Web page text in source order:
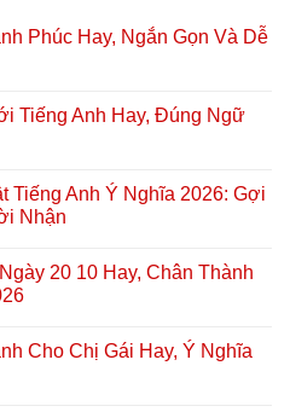
Phúc Hay, Ngắn Gọn Và Dễ
Tiếng Anh Hay, Đúng Ngữ
Tiếng Anh Ý Nghĩa 2026: Gợi
Nhận
20 10 Hay, Chân Thành
Cho Chị Gái Hay, Ý Nghĩa